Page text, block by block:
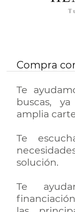
YOU
WANT
FUNDING
SEARCH
Compra
Te
buscas,
amplia
Te
solución.
Te